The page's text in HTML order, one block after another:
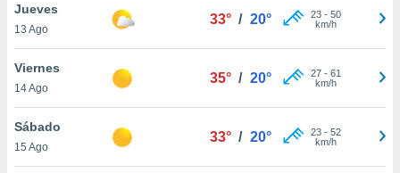
Jueves
13 Ago
33° / 20° 23- 50
km/h
Viernes
14 Ago
35° / 20° 27- 61
km/h
Sábado
15 Ago
33° / 20° 23- 52
km/h